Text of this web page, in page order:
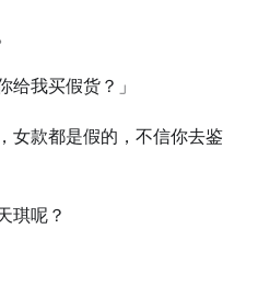
给我买假货？」
女款都是假的，不信你去鉴
琪呢？